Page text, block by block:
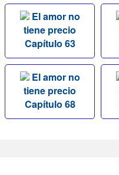
El amor no
tiene precio
Capítulo 63
El amor no
tiene precio
Capítulo 68